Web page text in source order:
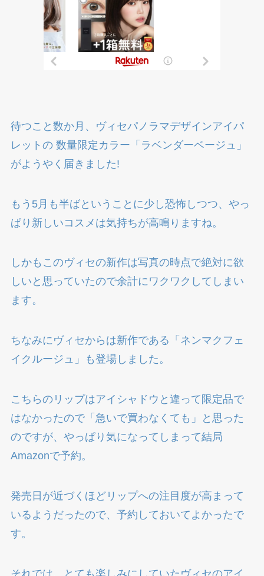
待つこと数か月、ヴィセパノラマデザインアイパ
レットの 数量限定カラー「ラベンダーベージュ」
がようやく届きました!
もう5月も半ばということに少し恐怖しつつ、やっ
ぱり新しいコスメは気持ちが高鳴りますね。
しかもこのヴィセの新作は写真の時点で絶対に欲
しいと思っていたので余計にワクワクしてしまい
ます。
ちなみにヴィセからは新作である「ネンマクフェ
イクルージュ」も登場しました。
こちらのリップはアイシャドウと違って限定品で
はなかったので「急いで買わなくても」と思った
のですが、やっぱり気になってしまって結局
Amazonで予約。
発売日が近づくほどリップへの注目度が高まって
いるようだったので、予約しておいてよかったで
す。
それでは、とても楽しみにしていたヴィセのアイ